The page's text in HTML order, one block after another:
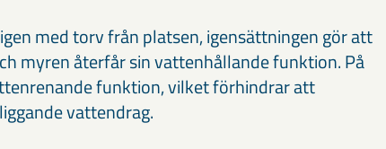
med torv från platsen, igensättningen gör att
myren återfår sin vattenhållande funktion. På
funktion, vilket förhindrar att
vattendrag.